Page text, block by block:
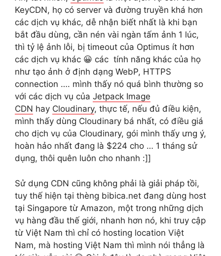
KeyCDN, họ có server và đường truyền khá hơn
các dịch vụ khác, dễ nhận biết nhất là khi bạn
bắt đầu dùng, cần nén vài ngàn tấm ảnh 1 lúc,
thì tỷ lệ ảnh lỗi, bị timeout của Optimus ít hơn
các dịch vụ khác 😀 các tính năng khác của họ
như tạo ảnh ở định dạng WebP, HTTPS
connection …. mình thấy nó quá bình thường so
với các dịch vụ của Jetpack Image
CDN hay Cloudinary, thực tế, nếu đủ điều kiện,
mình thấy dùng Cloudinary bá nhất, có điều giá
cho dịch vụ của Cloudinary, gói mình thấy ưng ý,
hoàn hảo nhất đang là $224 cho … 1 tháng sử
dụng, thôi quên luôn cho nhanh :]]
Sử dụng CDN cũng không phải là giải pháp tồi,
tuy thế hiện tại thèng bibica.net đang dùng host
tại Singapore từ Amazon, một trong những dịch
vụ hàng đầu thế giới, nhanh hơn nó, khi truy cập
từ Việt Nam thì chỉ có hosting location Việt
Nam, mà hosting Việt Nam thì mình nói thẳng là